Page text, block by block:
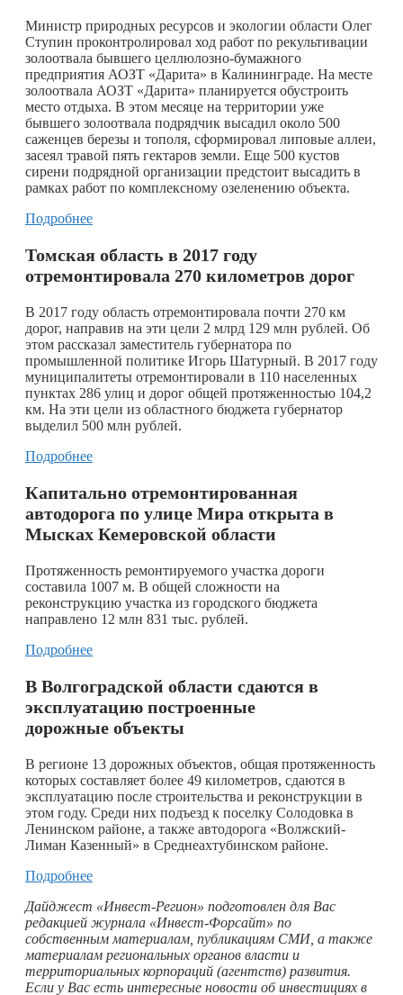
Министр природных ресурсов и экологии области Олег
Ступин проконтролировал ход работ по рекультивации
золоотвала бывшего целлюлозно-бумажного
предприятия АОЗТ «Дарита» в Калининграде. На месте
золоотвала АОЗТ «Дарита» планируется обустроить
место отдыха. В этом месяце на территории уже
бывшего золоотвала подрядчик высадил около 500
саженцев березы и тополя, сформировал липовые аллеи,
засеял травой пять гектаров земли. Еще 500 кустов
сирени подрядной организации предстоит высадить в
рамках работ по комплексному озеленению объекта.
Подробнее
Томская область в 2017 году
отремонтировала 270 километров дорог
В 2017 году область отремонтировала почти 270 км
дорог, направив на эти цели 2 млрд 129 млн рублей. Об
этом рассказал заместитель губернатора по
промышленной политике Игорь Шатурный. В 2017 году
муниципалитеты отремонтировали в 110 населенных
пунктах 286 улиц и дорог общей протяженностью 104,2
км. На эти цели из областного бюджета губернатор
выделил 500 млн рублей.
Подробнее
Капитально отремонтированная
автодорога по улице Мира открыта в
Мысках Кемеровской области
Протяженность ремонтируемого участка дороги
составила 1007 м. В общей сложности на
реконструкцию участка из городского бюджета
направлено 12 млн 831 тыс. рублей.
Подробнее
В Волгоградской области сдаются в
эксплуатацию построенные
дорожные объекты
В регионе 13 дорожных объектов, общая протяженность
которых составляет более 49 километров, сдаются в
эксплуатацию после строительства и реконструкции в
этом году. Среди них подъезд к поселку Солодовка в
Ленинском районе, а также автодорога «Волжский-
Лиман Казенный» в Среднеахтубинском районе.
Подробнее
Дайджест «Инвест-Регион» подготовлен для Вас
редакцией журнала «Инвест-Форсайт» по
собственным материалам, публикациям СМИ, а также
материалам региональных органов власти и
территориальных корпораций (агентств) развития.
Если у Вас есть интересные новости об инвестициях в